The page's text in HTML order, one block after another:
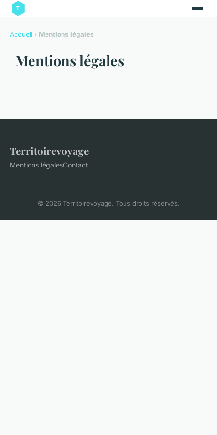
Accueil › Mentions légales
Mentions légales
Territoirevoyage
Mentions légalesContact
© 2026 Territoirevoyage. Tous droits réservés.